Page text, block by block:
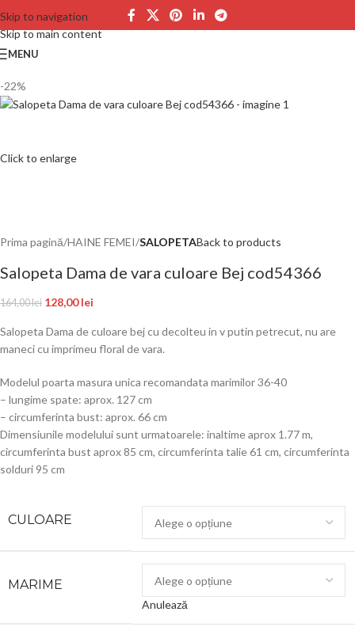
Skip to navigation
Skip to main content
MENU
-22%
Click to enlarge
Prima pagină HAINE FEMEI SALOPETABack to products
Salopeta Dama de vara culoare Bej cod54366
164,00lei 128,00lei
Salopeta Dama de culoare bej cu decolteu in v putin petrecut, nu are
maneci cu imprimeu floral de vara.
Modelul poarta masura unica recomandata marimilor 36-40
– lungime spate: aprox. 127 cm
– circumferinta bust: aprox. 66 cm
Dimensiunile modelului sunt urmatoarele: inaltime aprox 1.77 m,
circumferinta bust aprox 85 cm, circumferinta talie 61 cm, circumferinta
solduri 95 cm
CULOARE
MARIME
Anulează